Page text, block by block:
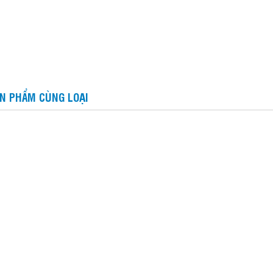
PHẨM CÙNG LOẠI